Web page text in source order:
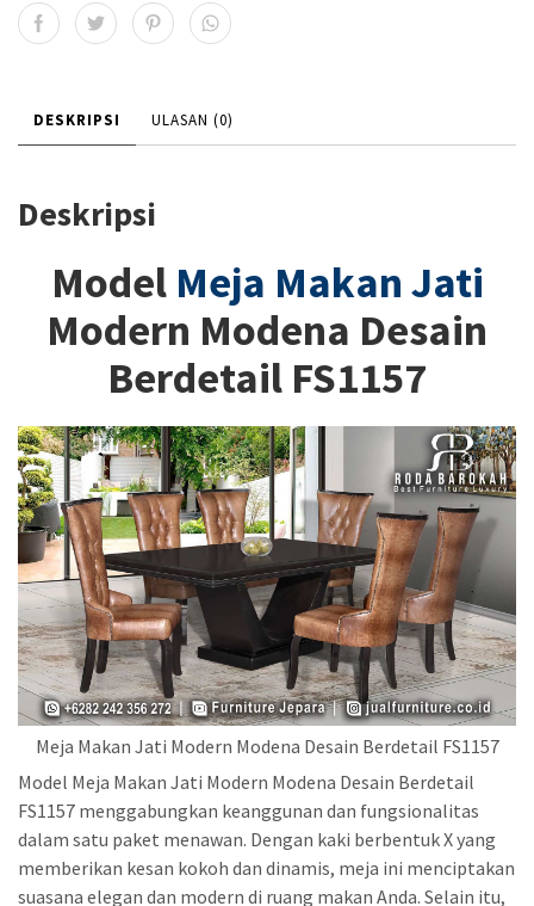
DESKRIPSI ULASAN (0)
Deskripsi
Model Meja Makan Jati
Modern Modena Desain
Berdetail FS1157
Meja Makan Jati Modern Modena Desain Berdetail FS1157
Model Meja Makan Jati Modern Modena Desain Berdetail
FS1157 menggabungkan keanggunan dan fungsionalitas
dalam satu paket menawan. Dengan kaki berbentuk X yang
memberikan kesan kokoh dan dinamis, meja ini menciptakan
suasana elegan dan modern di ruang makan Anda. Selain itu,